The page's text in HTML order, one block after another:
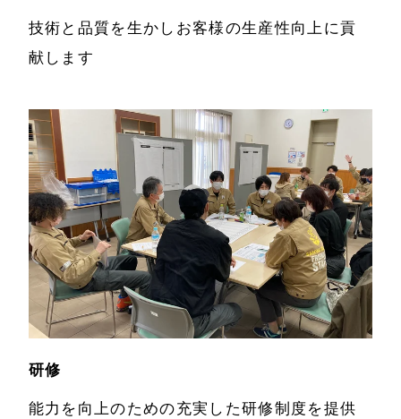
お知らせ
サービス
Digi×Pop事業製
品【デジポ事業
制作実績
制作実績
経営理念
技術と品質を生かしお客様の生産性向上に貢
献します
研修
能力を向上のための充実した研修制度を提供